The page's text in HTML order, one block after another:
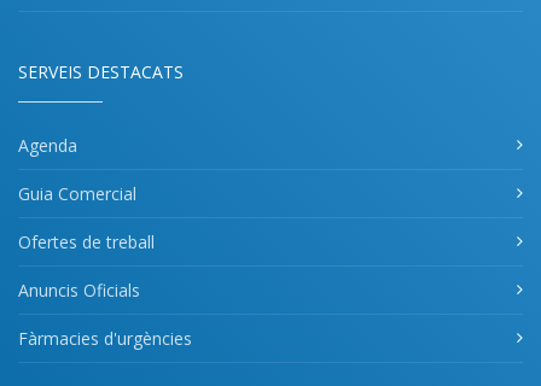
SERVEIS DESTACATS
Agenda
Guia Comercial
Ofertes de treball
Anuncis Oficials
Fàrmacies d'urgències